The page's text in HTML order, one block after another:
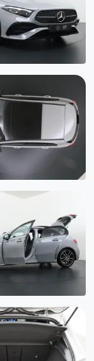
onderaan
voor bestuurder